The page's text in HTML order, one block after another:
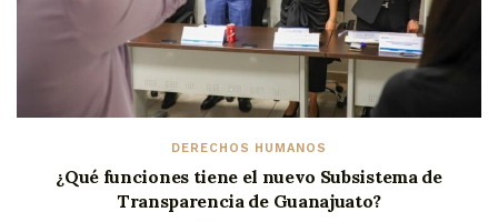
DERECHOS HUMANOS
¿Qué funciones tiene el nuevo Subsistema de
Transparencia de Guanajuato?